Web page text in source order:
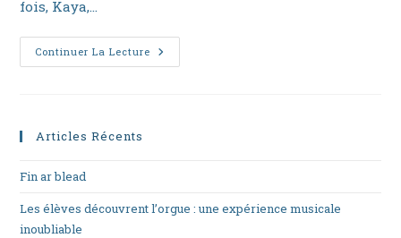
fois, Kaya,…
Continuer La Lecture KAYA
SUR
Articles Récents
Fin ar blead
Les élèves découvrent l’orgue : une expérience musicale
inoubliable